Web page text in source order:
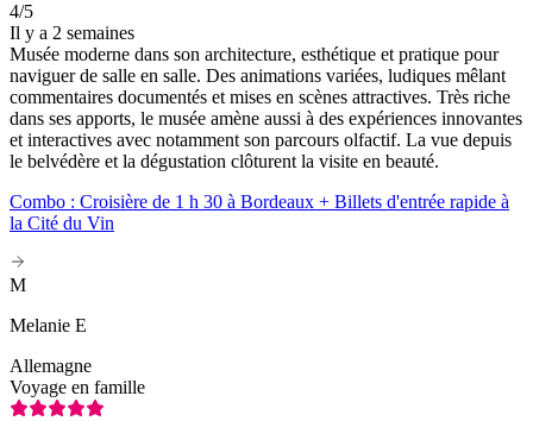
4/5
Il y a 2 semaines
Musée moderne dans son architecture, esthétique et pratique pour
naviguer de salle en salle. Des animations variées, ludiques mêlant
commentaires documentés et mises en scènes attractives. Très riche
dans ses apports, le musée amène aussi à des expériences innovantes
et interactives avec notamment son parcours olfactif. La vue depuis
le belvédère et la dégustation clôturent la visite en beauté.
Combo : Croisière de 1 h 30 à Bordeaux + Billets d'entrée rapide à
la Cité du Vin
M
Melanie E
Allemagne
Voyage en famille